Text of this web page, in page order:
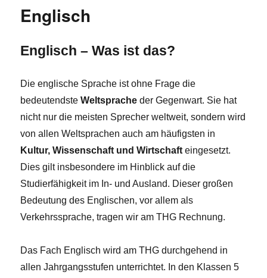
Englisch
Englisch – Was ist das?
Die englische Sprache ist ohne Frage die
bedeutendsteWeltsprache der Gegenwart. Sie hat
nicht nur die meisten Sprecher weltweit, sondern wird
von allen Weltsprachen auch am häufigsten in
Kultur, Wissenschaft und Wirtschaft eingesetzt.
Dies gilt insbesondere im Hinblick auf die
Studierfähigkeit im In- und Ausland. Dieser großen
Bedeutung des Englischen, vor allem als
Verkehrssprache, tragen wir am THG Rechnung.
Das Fach Englisch wird am THG durchgehend in
allen Jahrgangsstufen unterrichtet. In den Klassen 5